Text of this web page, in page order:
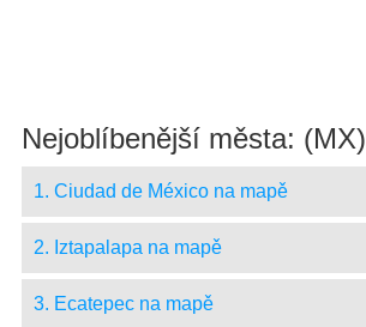
Nejoblíbenější města: (MX)
1. Ciudad de México na mapě
2. Iztapalapa na mapě
3. Ecatepec na mapě